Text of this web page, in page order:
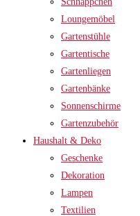
Loungemöbel
Gartenstühle
Gartentische
Gartenliegen
Gartenbänke
Sonnenschirme
Gartenzubehör
Haushalt & Deko
Geschenke
Dekoration
Lampen
Textilien